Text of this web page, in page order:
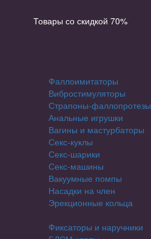
Товары со скидкой 70%
Фаллоимитаторы
Вибростимуляторы
Страпоны-фаллопротезы
Анальные игрушки
Вагины и мастурбаторы
Секс-куклы
Секс-шарики
Секс-машины
Вакуумные помпы
Насадки на член
Эрекционные кольца
Фиксаторы и наручники